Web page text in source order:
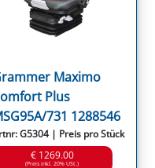
Maximo
Plus
731 1288546
G5304 | Preis pro Stück
€ 1269.00
(Preis inkl. 20% USt.)